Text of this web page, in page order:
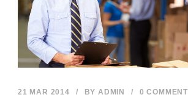
21 MAR 2014 / BY ADMIN / 0 COMMENT